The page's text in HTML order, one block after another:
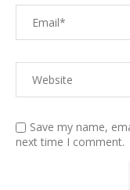
Save my name,
next time I comment.